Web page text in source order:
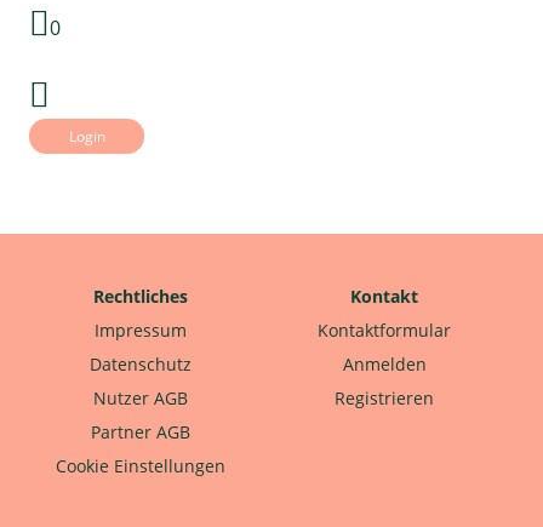
0
Login
Rechtliches
Impressum
Datenschutz
Nutzer AGB
Partner AGB
Cookie Einstellungen
Kontakt
Kontaktformular
Anmelden
Registrieren